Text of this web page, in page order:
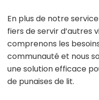
En plus de notre
fiers de servir d’autres
comprenons les
communauté et nous
une solution efficace
de punaises de lit.